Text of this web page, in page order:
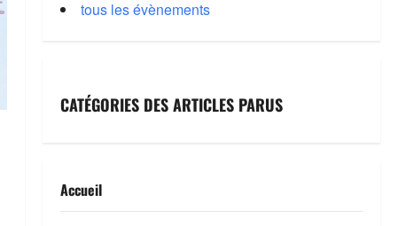
tous les évènements
CATÉGORIES DES ARTICLES PARUS
Accueil